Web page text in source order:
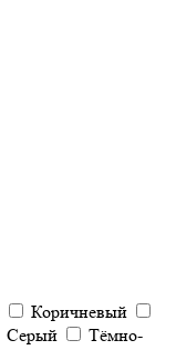
Коричневый
Серый
Тёмно-